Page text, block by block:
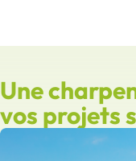
Une
vos projets